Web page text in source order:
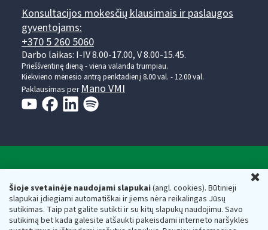
Šioje svetainėje naudojami slapukai(angl. cookies). Būtinieji
slapukai įdiegiami automatiškai ir jiems nėra reikalingas Jūsų
sutikimas. Taip pat galite sutikti ir su kitų slapukų naudojimu. Savo
sutikimą bet kada galėsite atšaukti pakeisdami interneto naršyklės
Konsultacijos mokesčių klausimais ir paslaugos
gyventojams:
+370 5 260 5060
Darbo laikas: I-IV 8.00-17.00, V 8.00-15.45.
Prieššventinę dieną - viena valanda trumpiau.
Kiekvieno mėnesio antrą penktadienį 8.00 val. - 12.00 val.
Paklausimas per Mano VMI
Respublikos finansų ministerijos
Biudžetinė įstaiga. Juridinio asmens kodas — 188659752,
adresas: Vasario 16-osios g. 14, 01107 Vilnius, Lietuva, el.paštas:
vmi@vmi.lt, E. pristatymo dėžutės adresas 188659752